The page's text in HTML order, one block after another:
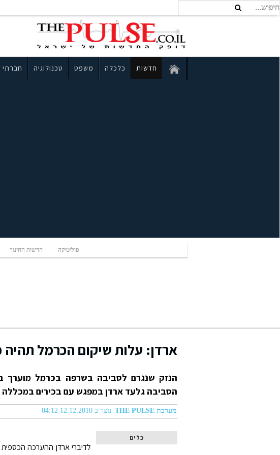
חדשות כלכלה משפט טכנולוגיה חברתי
פוליטיקה חדשות החינוך
ארדן: עלות שיקום הכרמל תהיה כ- 170 מיליון
הסביבה גלעד ארדן במפגש עם בכירים במכללה
מערכת THE PULSE נוצר ב 12.12.2010 04:12
כלים
לדיברי ארדן ההערכה